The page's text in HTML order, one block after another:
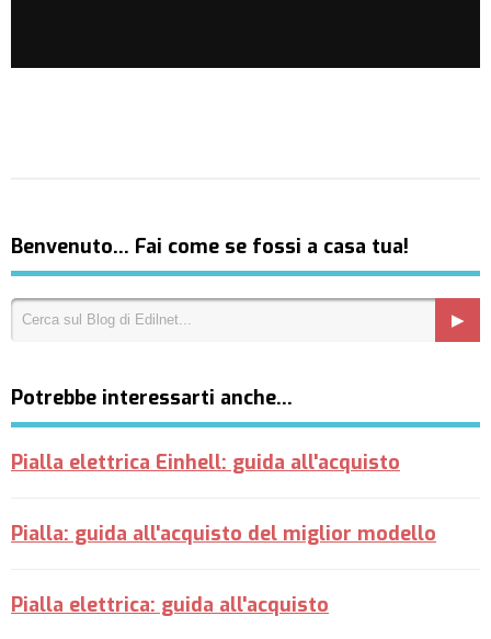
Benvenuto… Fai come se fossi a casa tua!
Potrebbe interessarti anche…
Pialla elettrica Einhell: guida all'acquisto
Pialla: guida all'acquisto del miglior modello
Pialla elettrica: guida all'acquisto